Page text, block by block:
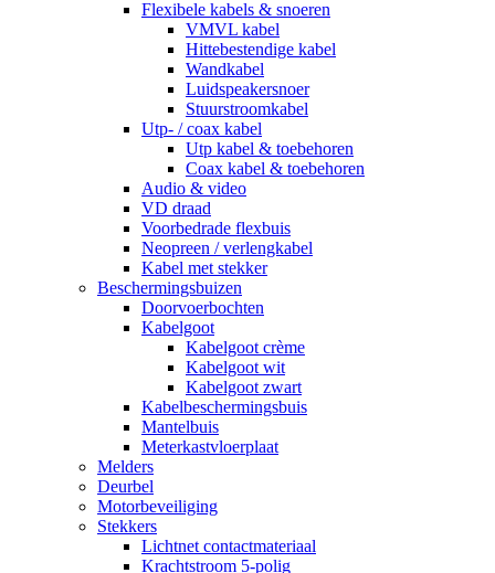
Flexibele kabels & snoeren
VMVL kabel
Hittebestendige kabel
Wandkabel
Luidspeakersnoer
Stuurstroomkabel
Utp- / coax kabel
Utp kabel & toebehoren
Coax kabel & toebehoren
Audio & video
VD draad
Voorbedrade flexbuis
Neopreen / verlengkabel
Kabel met stekker
Beschermingsbuizen
Doorvoerbochten
Kabelgoot
Kabelgoot crème
Kabelgoot wit
Kabelgoot zwart
Kabelbeschermingsbuis
Mantelbuis
Meterkastvloerplaat
Melders
Deurbel
Motorbeveiliging
Stekkers
Lichtnet contactmateriaal
Krachtstroom 5-polig